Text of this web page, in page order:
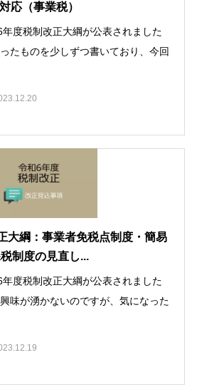
対応（事業税）
度税制改正大綱が公表されました
たものを少しずつ書いており、今回
大綱：事業者免税点制度・簡易
制度の見直し...
度税制改正大綱が公表されました
味が湧かないのですが、気になった